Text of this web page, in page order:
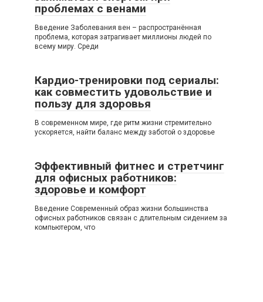
проблемах с венами
Введение Заболевания вен – распространённая
проблема, которая затрагивает миллионы людей по
всему миру. Среди
Кардио-тренировки под сериалы:
как совместить удовольствие и
пользу для здоровья
В современном мире, где ритм жизни стремительно
ускоряется, найти баланс между заботой о здоровье
Эффективный фитнес и стретчинг
для офисных работников:
здоровье и комфорт
Введение Современный образ жизни большинства
офисных работников связан с длительным сидением за
компьютером, что